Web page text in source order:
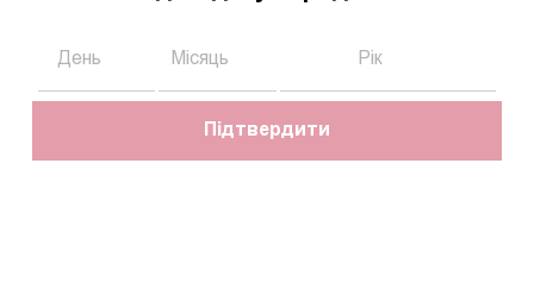
Підтвердити
11.06.2019